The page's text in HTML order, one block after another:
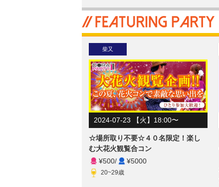
柴又
2024-07-23 【火】18:00〜
☆場所取り不要☆４０名限定！楽し
む大花火観覧合コン
¥500/ ¥5000
20~29歳